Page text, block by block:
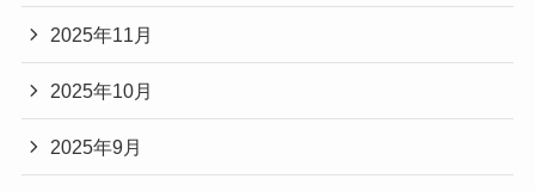
2025年11月
2025年10月
2025年9月